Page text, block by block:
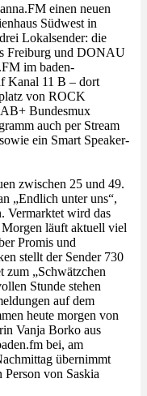
einen neuen
Südwest in
Lokalsender: die
Freiburg und DONAU
im baden-
Kanal 11 B – dort
von ROCK
Bundesmux
auch per Stream
ein Smart Speaker-
zwischen 25 und 49.
„Endlich unter uns“,
Vermarktet wird das
läuft aktuell viel
Promis und
stellt der Sender 730
zum „Schwätzchen
Stunde stehen
auf dem
heute morgen von
Vanja Borko aus
bei, am
übernimmt
von Saskia